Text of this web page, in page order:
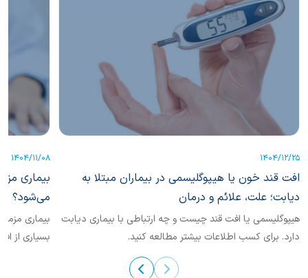
1404/12/25
افت قند خون یا هیپوگلیسمی در بیماران مبتلا به
دیابت؛ علت، علائم و درمان
هیپوگلیسمی یا افت قند چیست و چه ارتباطی با بیماری دیابت
دارد. برای کسب اطلاعات بیشتر مطالعه کنید.
1404/11/08
بیماری
می‌شود؟
بسیاری از